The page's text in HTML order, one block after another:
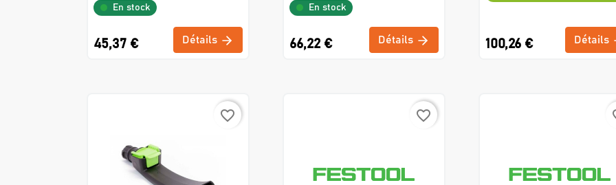
En stock
45,37 € Détails
En stock
66,22 € Détails 100,26 € Détails
favorite_border favorite_border